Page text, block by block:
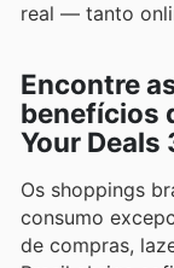
real — tanto
Encontre
benefícios
Your Deals
Os shoppings
consumo
de compras,